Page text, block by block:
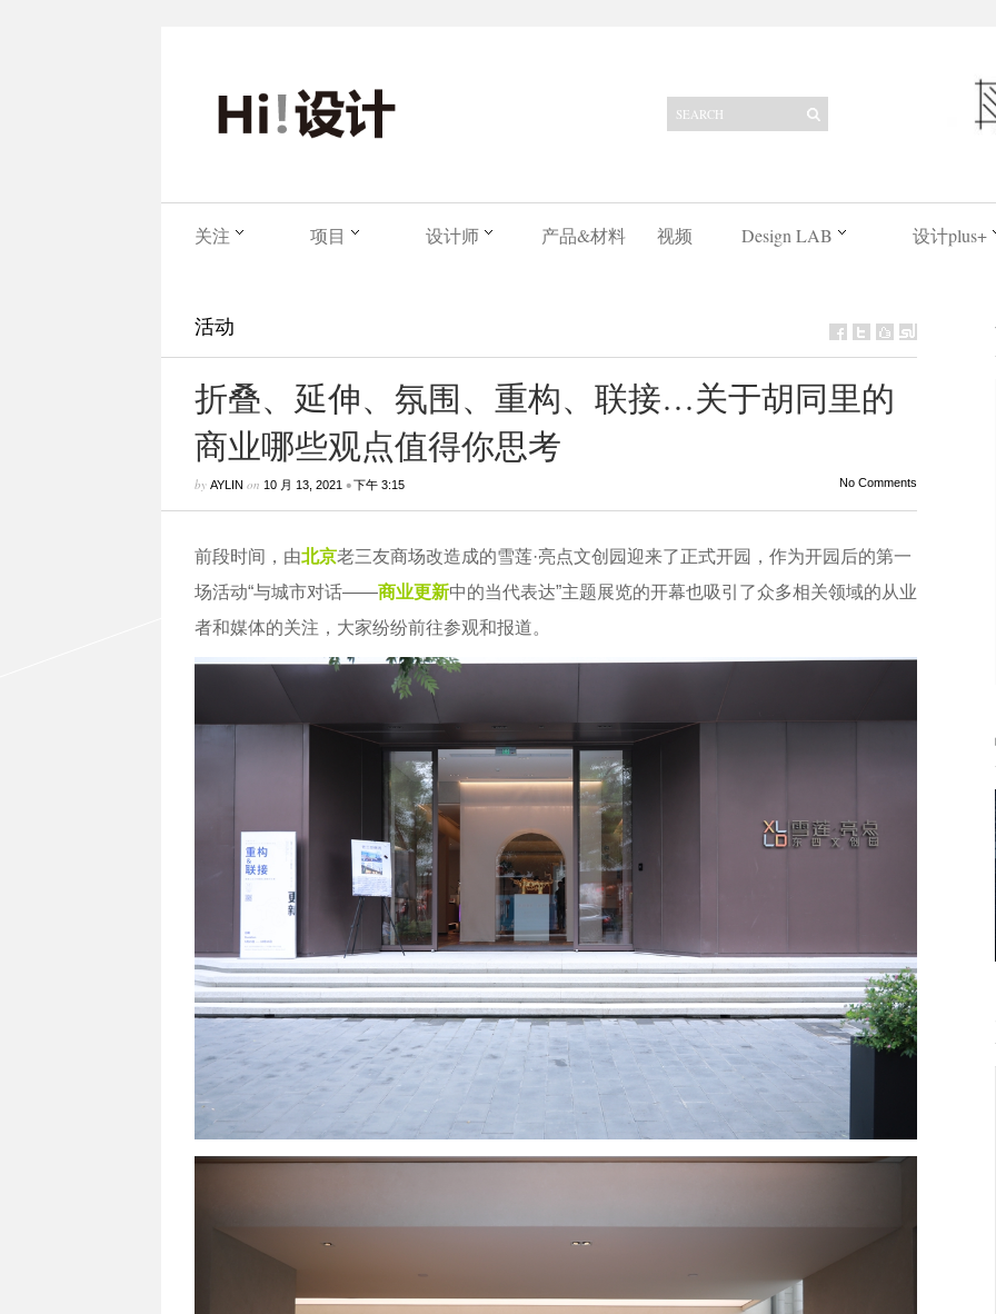
关注 项目 设计师 产品&材料 视频 Design LAB 设计plus+
活动
折叠、延伸、氛围、重构、联接…关于胡同里的
商业哪些观点值得你思考
by AYLIN on 10 月 13, 2021•下午 3:15 No Comments
前段时间，由北京老三友商场改造成的雪莲·亮点文创园迎来了正式开园，作为开园后的第一
场活动“与城市对话——商业更新中的当代表达”主题展览的开幕也吸引了众多相关领域的从业
者和媒体的关注，大家纷纷前往参观和报道。